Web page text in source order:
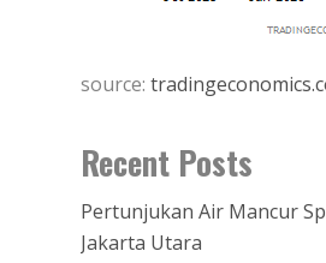
source:
Recent Posts
Pertunjukan Air Mancur
Jakarta Utara